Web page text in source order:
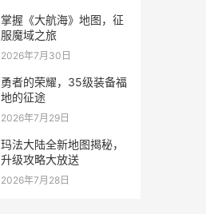
掌握《大航海》地图，征
服魔域之旅
2026年7月30日
勇者的荣耀，35级装备福
地的征途
2026年7月29日
玛法大陆全新地图揭秘，
升级攻略大放送
2026年7月28日